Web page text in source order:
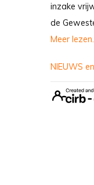
inzake
de
Meer
NIEUWS